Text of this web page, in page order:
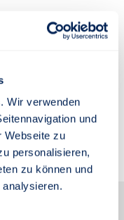
Wir verwenden
und
Webseite zu
personalisieren,
zu können und